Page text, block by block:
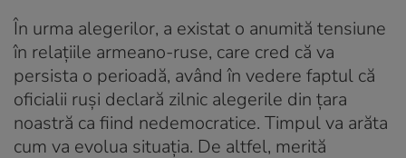
În urma alegerilor, a existat o anumită tensiune
în relațiile armeano-ruse, care cred că va
persista o perioadă, având în vedere faptul că
oficialii ruși declară zilnic alegerile din țara
noastră ca fiind nedemocratice. Timpul va arăta
cum va evolua situația. De altfel, merită